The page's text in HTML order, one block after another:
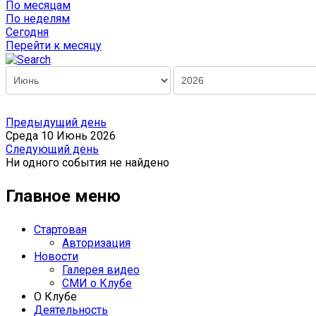
По месяцам
По неделям
Сегодня
Перейти к месяцу
Предыдущий день
Среда 10 Июнь 2026
Следующий день
Ни одного события не найдено
Главное меню
Стартовая
Авторизация
Новости
Галерея видео
СМИ о Клубе
О Клубе
Деятельность